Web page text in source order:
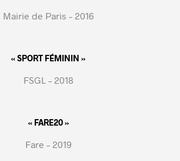
Mairie de Paris – 2016
« SPORT FÉMININ »
FSGL – 2018
« FARE20 »
Fare – 2019